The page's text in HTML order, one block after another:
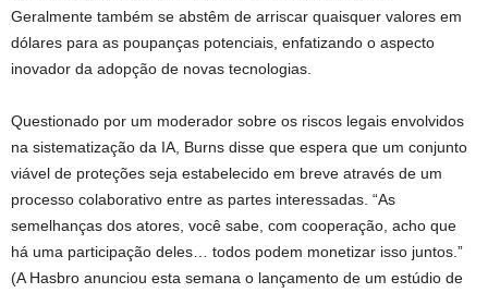
Geralmente também se abstêm de arriscar quaisquer valores em
dólares para as poupanças potenciais, enfatizando o aspecto
inovador da adopção de novas tecnologias.
Questionado por um moderador sobre os riscos legais envolvidos
na sistematização da IA, Burns disse que espera que um conjunto
viável de proteções seja estabelecido em breve através de um
processo colaborativo entre as partes interessadas. “As
semelhanças dos atores, você sabe, com cooperação, acho que
há uma participação deles… todos podem monetizar isso juntos.”
(A Hasbro anunciou esta semana o lançamento de um estúdio de